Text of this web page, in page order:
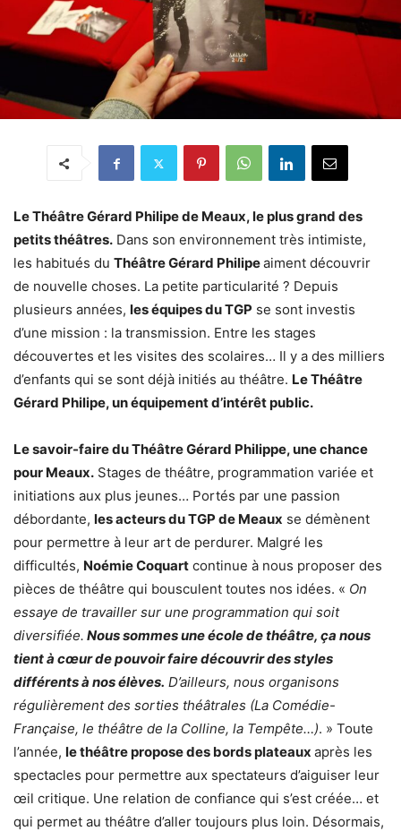
Le Théâtre Gérard Philipe de Meaux, le plus grand des
petits théâtres. Dans son environnement très intimiste,
les habitués du Théâtre Gérard Philipeaiment découvrir
de nouvelle choses. La petite particularité ? Depuis
plusieurs années, les équipes du TGP se sont investis
d’une mission : la transmission. Entre les stages
découvertes et les visites des scolaires… Il y a des milliers
d’enfants qui se sont déjà initiés au théâtre. Le Théâtre
Gérard Philipe, un équipement d’intérêt public.
Le savoir-faire du Théâtre Gérard Philippe, une chance
pour Meaux. Stages de théâtre, programmation variée et
initiations aux plus jeunes… Portés par une passion
débordante, les acteurs du TGP de Meaux se démènent
pour permettre à leur art de perdurer. Malgré les
difficultés, Noémie Coquart continue à nous proposer des
pièces de théâtre qui bousculent toutes nos idées. « On
essaye de travailler sur une programmation qui soit
diversifiée. Nous sommes une école de théâtre, ça nous
tient à cœur de pouvoir faire découvrir des styles
différents à nos élèves. D’ailleurs, nous organisons
régulièrement des sorties théâtrales (La Comédie-
Française, le théâtre de la Colline, la Tempête…). » Toute
l’année, le théâtre propose des bords plateaux après les
spectacles pour permettre aux spectateurs d’aiguiser leur
œil critique. Une relation de confiance qui s’est créée… et
qui permet au théâtre d’aller toujours plus loin. Désormais,